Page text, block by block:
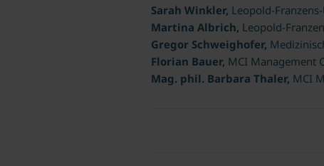
Sarah Winkler, Leopold-
Martina Albrich, Leopold-
Gregor Schweighofer,
Florian Bauer, MCI Management
Mag. phil. Barbara Thaler, MCI